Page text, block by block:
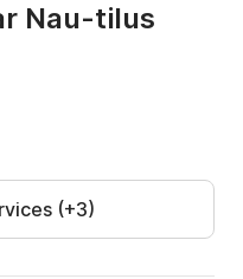
Nau-tilus
(+3)